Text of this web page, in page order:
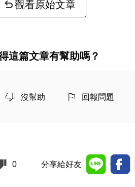
觀看原始文章
這篇文章有幫助嗎？
沒幫助 回報問題
0 分享給好友